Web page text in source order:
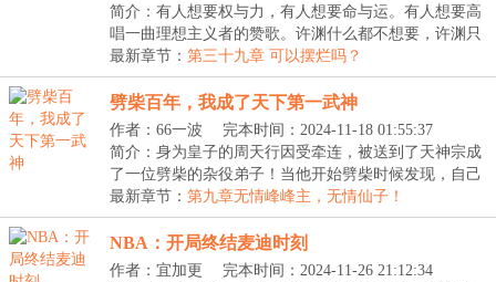
简介：有人想要权与力，有人想要命与运。有人想要高
唱一曲理想主义者的赞歌。许渊什么都不想要，许渊只
想...
最新章节： 第三十九章 可以摆烂吗？
劈柴百年，我成了天下第一武神
作者：66一波
完本时间：2024-11-18 01:55:37
简介：身为皇子的周天行因受牵连，被送到了天神宗成
了一位劈柴的杂役弟子！当他开始劈柴时候发现，自己
劈...
最新章节： 第九章无情峰峰主，无情仙子！
NBA：开局终结麦迪时刻
作者：宜加更
完本时间：2024-11-26 21:12:34